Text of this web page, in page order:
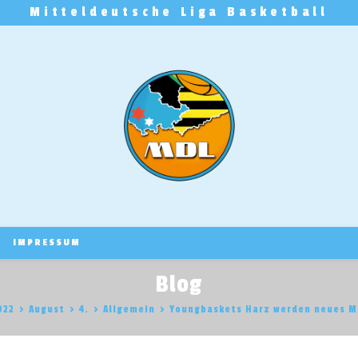
Mitteldeutsche Liga Basketball
IMPRESSUM
Blog
> August > 4. > Allgemein > Youngbaskets Harz werden neues